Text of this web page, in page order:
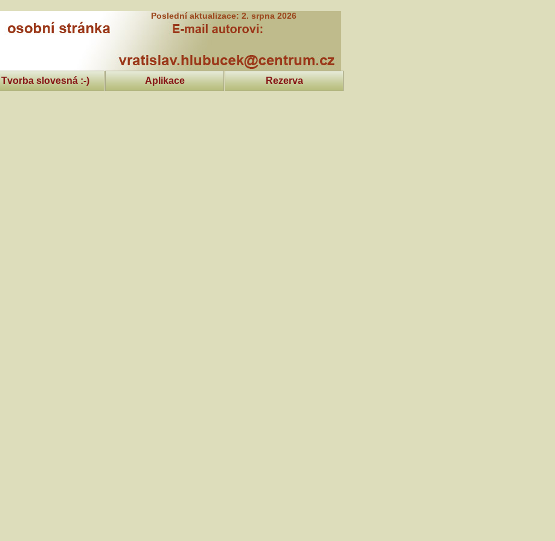
Poslední aktualizace: 2. srpna 2026
Tvorba slovesná :-) Aplikace Rezerva